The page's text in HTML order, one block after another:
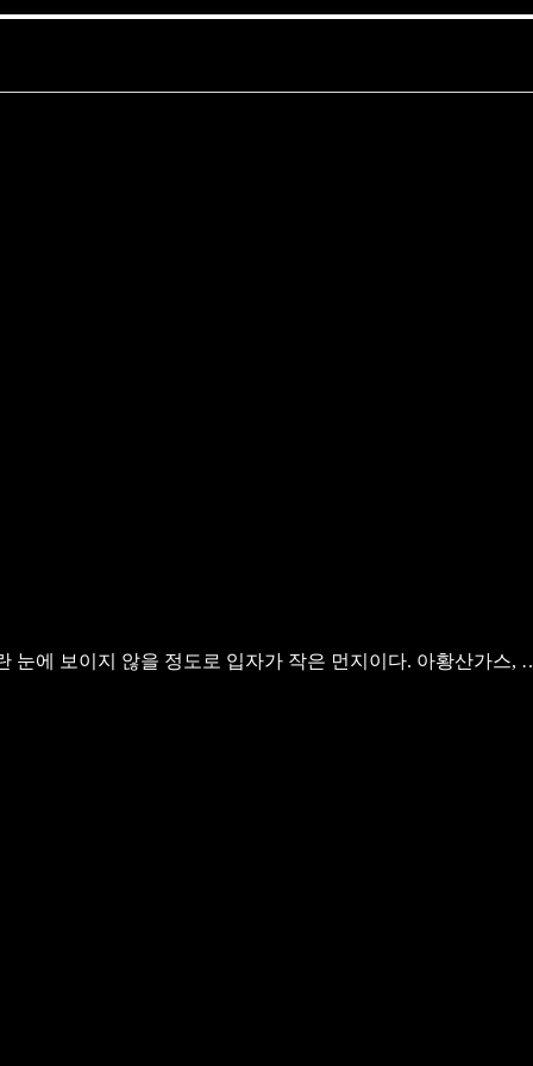
눈에 보이지 않을 정도로 입자가 작은 먼지이다. 아황산가스,